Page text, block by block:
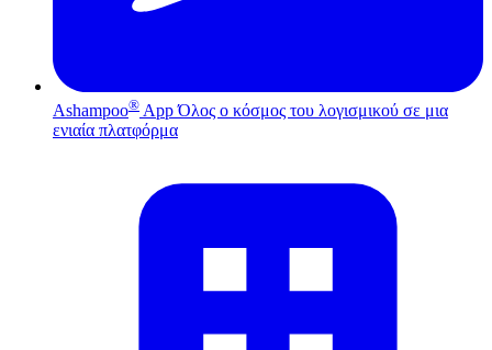
Ashampoo® App Όλος ο κόσμος του λογισμικού σε μια
ενιαία πλατφόρμα